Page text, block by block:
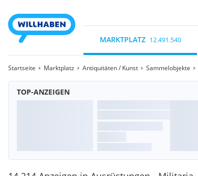
MARKTPLATZ 12.491.540
Startseite Marktplatz Antiquitäten / Kunst Sammelobjekte
TOP-ANZEIGEN